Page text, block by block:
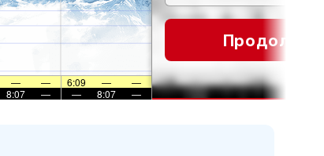
— — 6:09 —
—
8:07 — — 8:07 —